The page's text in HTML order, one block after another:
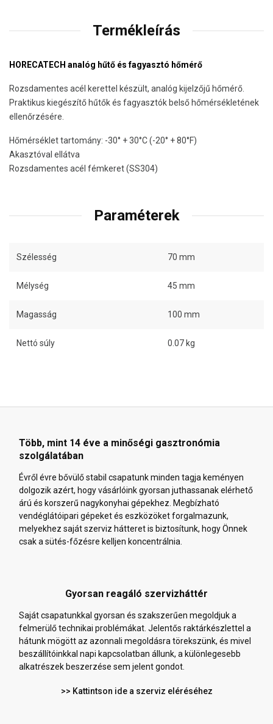
Termékleírás
HORECATECH analóg hűtő és fagyasztó hőmérő
Rozsdamentes acél kerettel készült, analóg kijelzőjű hőmérő.
Praktikus kiegészítő hűtők és fagyasztók belső hőmérsékletének
ellenőrzésére.
Hőmérséklet tartomány: -30° + 30°C (-20° + 80°F)
Akasztóval ellátva
Rozsdamentes acél fémkeret (SS304)
Paraméterek
Szélesség 70 mm
Mélység 45 mm
Magasság 100 mm
Nettó súly 0.07 kg
Több, mint 14 éve a minőségi gasztronómia
szolgálatában
Évről évre bővülő stabil csapatunk minden tagja keményen
dolgozik azért, hogy vásárlóink gyorsan juthassanak elérhető
árú és korszerű nagykonyhai gépekhez. Megbízható
vendéglátóipari gépeket és eszközöket forgalmazunk,
melyekhez saját szerviz hátteret is biztosítunk, hogy Önnek
csak a sütés-főzésre kelljen koncentrálnia.
Gyorsan reagáló szervizháttér
Saját csapatunkkal gyorsan és szakszerűen megoldjuk a
felmerülő technikai problémákat. Jelentős raktárkészlettel a
hátunk mögött az azonnali megoldásra törekszünk, és mivel
beszállítóinkkal napi kapcsolatban állunk, a különlegesebb
alkatrészek beszerzése sem jelent gondot.
>> Kattintson ide a szerviz eléréséhez